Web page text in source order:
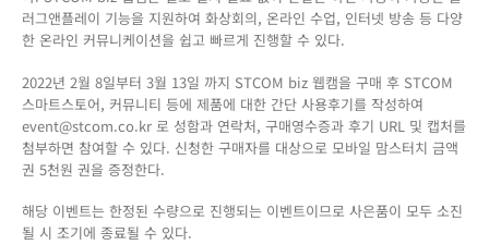
러그앤플레이 기능을 지원하여 화상회의, 온라인 수업, 인터넷 방송 등 다양
한 온라인 커뮤니케이션을 쉽고 빠르게 진행할 수 있다.
2022년 2월 8일부터 3월 13일 까지 STCOM biz 웹캠을 구매 후 STCOM
스마트스토어, 커뮤니티 등에 제품에 대한 간단 사용후기를 작성하여
event@stcom.co.kr 로 성함과 연락처, 구매영수증과 후기 URL 및 캡처를
첨부하면 참여할 수 있다. 신청한 구매자를 대상으로 모바일 맘스터치 금액
권 5천원 권을 증정한다.
해당 이벤트는 한정된 수량으로 진행되는 이벤트이므로 사은품이 모두 소진
될 시 조기에 종료될 수 있다.